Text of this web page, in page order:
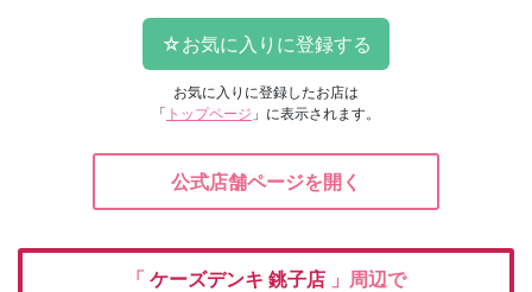
お気に入りに登録したお店は
「 トップページ 」に表示されます。
公式店舗ページを開く
「 ケーズデンキ 銚子店 」周辺で